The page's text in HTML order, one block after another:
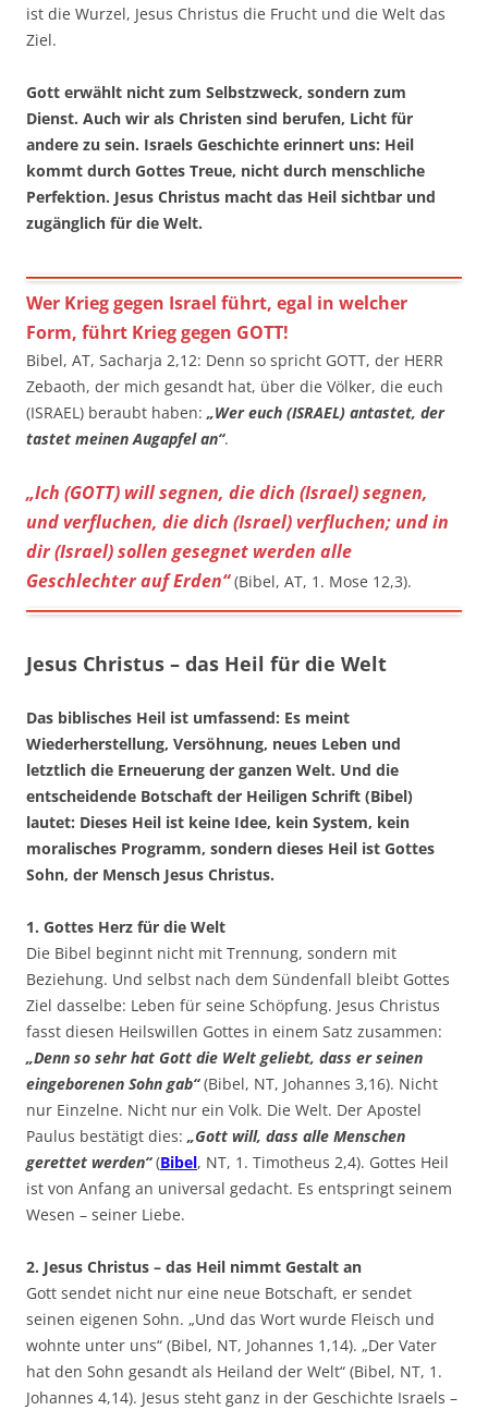
ist die Wurzel, Jesus Christus die Frucht und die Welt das
Ziel.
Gott erwählt nicht zum Selbstzweck, sondern zum
Dienst. Auch wir als Christen sind berufen, Licht für
andere zu sein. Israels Geschichte erinnert uns: Heil
kommt durch Gottes Treue, nicht durch menschliche
Perfektion. Jesus Christus macht das Heil sichtbar und
zugänglich für die Welt.
Wer Krieg gegen Israel führt, egal in welcher
Form, führt Krieg gegen GOTT!
Bibel, AT, Sacharja 2,12: Denn so spricht GOTT, der HERR
Zebaoth, der mich gesandt hat, über die Völker, die euch
(ISRAEL) beraubt haben: „Wer euch (ISRAEL) antastet, der
tastet meinen Augapfel an“.
„Ich (GOTT) will segnen, die dich (Israel) segnen,
und verfluchen, die dich (Israel) verfluchen; und in
dir (Israel) sollen gesegnet werden alle
Geschlechter auf Erden“(Bibel, AT, 1. Mose 12,3).
Jesus Christus – das Heil für die Welt
Das biblisches Heil ist umfassend: Es meint
Wiederherstellung, Versöhnung, neues Leben und
letztlich die Erneuerung der ganzen Welt. Und die
entscheidende Botschaft der Heiligen Schrift (Bibel)
lautet: Dieses Heil ist keine Idee, kein System, kein
moralisches Programm, sondern dieses Heil ist Gottes
Sohn, der Mensch Jesus Christus.
1. Gottes Herz für die Welt
Die Bibel beginnt nicht mit Trennung, sondern mit
Beziehung. Und selbst nach dem Sündenfall bleibt Gottes
Ziel dasselbe: Leben für seine Schöpfung. Jesus Christus
fasst diesen Heilswillen Gottes in einem Satz zusammen:
„Denn so sehr hat Gott die Welt geliebt, dass er seinen
eingeborenen Sohn gab“(Bibel, NT, Johannes 3,16). Nicht
nur Einzelne. Nicht nur ein Volk. Die Welt. Der Apostel
Paulus bestätigt dies: „Gott will, dass alle Menschen
gerettet werden“(Bibel, NT, 1. Timotheus 2,4). Gottes Heil
ist von Anfang an universal gedacht. Es entspringt seinem
Wesen – seiner Liebe.
2. Jesus Christus – das Heil nimmt Gestalt an
Gott sendet nicht nur eine neue Botschaft, er sendet
seinen eigenen Sohn. „Und das Wort wurde Fleisch und
wohnte unter uns“ (Bibel, NT, Johannes 1,14). „Der Vater
hat den Sohn gesandt als Heiland der Welt“ (Bibel, NT, 1.
Johannes 4,14). Jesus steht ganz in der Geschichte Israels –